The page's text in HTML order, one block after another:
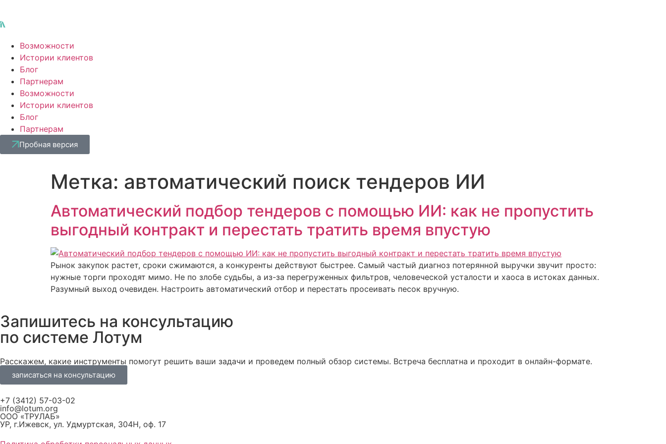
Возможности
Истории клиентов
Блог
Партнерам
Возможности
Истории клиентов
Блог
Партнерам
Пробная версия
Метка: автоматический поиск тендеров ИИ
Автоматический подбор тендеров с помощью ИИ: как не пропустить
выгодный контракт и перестать тратить время впустую
Рынок закупок растет, сроки сжимаются, а конкуренты действуют быстрее. Самый частый диагноз потерянной выручки звучит просто:
нужные торги проходят мимо. Не по злобе судьбы, а из-за перегруженных фильтров, человеческой усталости и хаоса в истоках данных.
Разумный выход очевиден. Настроить автоматический отбор и перестать просеивать песок вручную.
Запишитесь на консультацию
по системе Лотум
Расскажем, какие инструменты помогут решить ваши задачи и проведем полный обзор системы. Встреча бесплатна и проходит в онлайн-формате.
записаться на консультацию
+7 (3412) 57-03-02
info@lotum.org
ООО «ТРУЛАБ»
УР, г.Ижевск, ул. Удмуртская, 304Н, оф. 17